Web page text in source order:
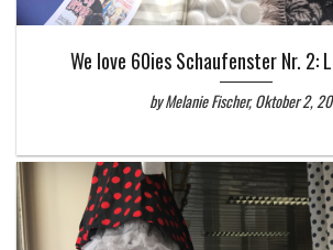
We love 60ies Schaufenster Nr. 2:
by Melanie Fischer, Oktober 2,